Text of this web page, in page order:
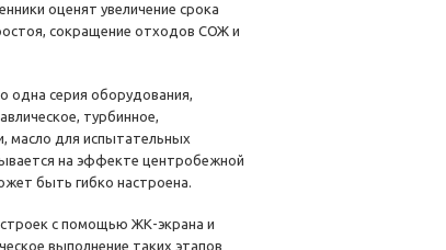
оценят увеличение срока
сокращение отходов СОЖ и
одна серия оборудования,
турбинное,
масло для испытательных
на эффекте центробежной
быть гибко настроена.
с помощью ЖК-экрана и
выполнение таких этапов